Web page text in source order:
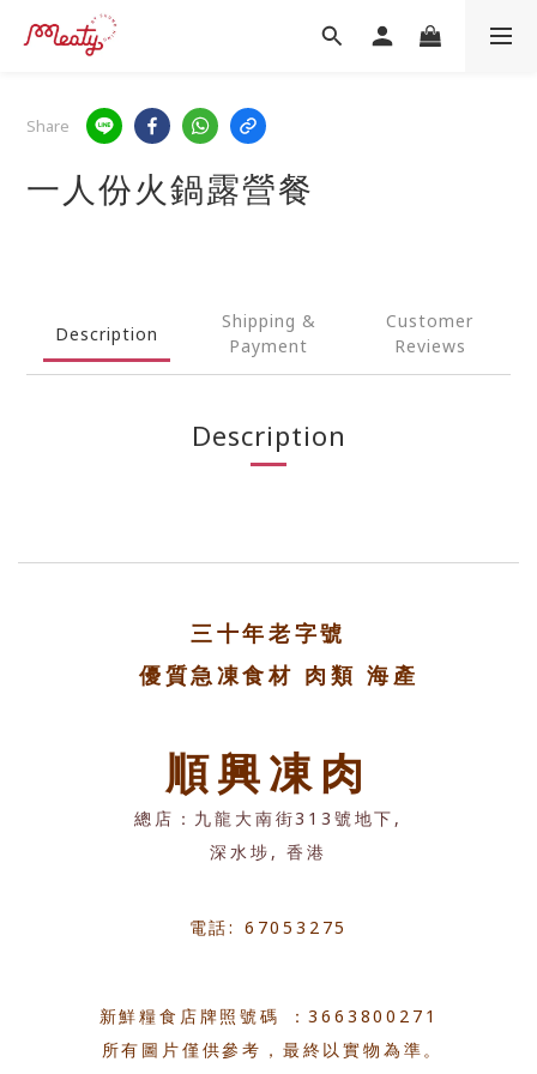
Share
一人份火鍋露營餐
Description
Shipping &
Payment
Customer
Reviews
Description
三十年老字號
優質急凍食材 肉類 海產
順興凍肉
總店：九龍大南街313號地下,
深水埗, 香港
電話: 67053275
新鮮糧食店牌照號碼 ：3663800271
所有圖片僅供參考，最終以實物為準。